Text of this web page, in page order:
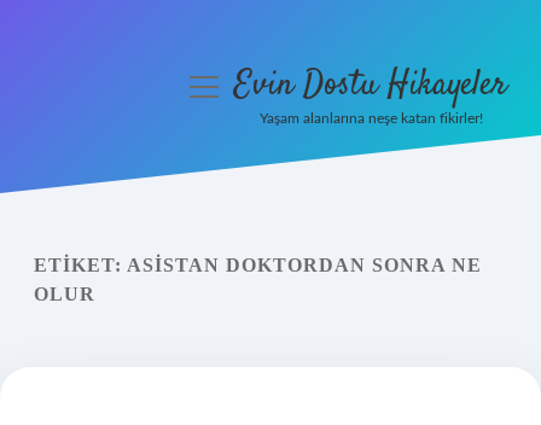
Yasal Uyarı
menüyüEvin Dostu Hikayeler
Yaşam alanlarına neşe katan fikirler!
ETIKET: ASISTAN DOKTORDAN SONRA NE
OLUR